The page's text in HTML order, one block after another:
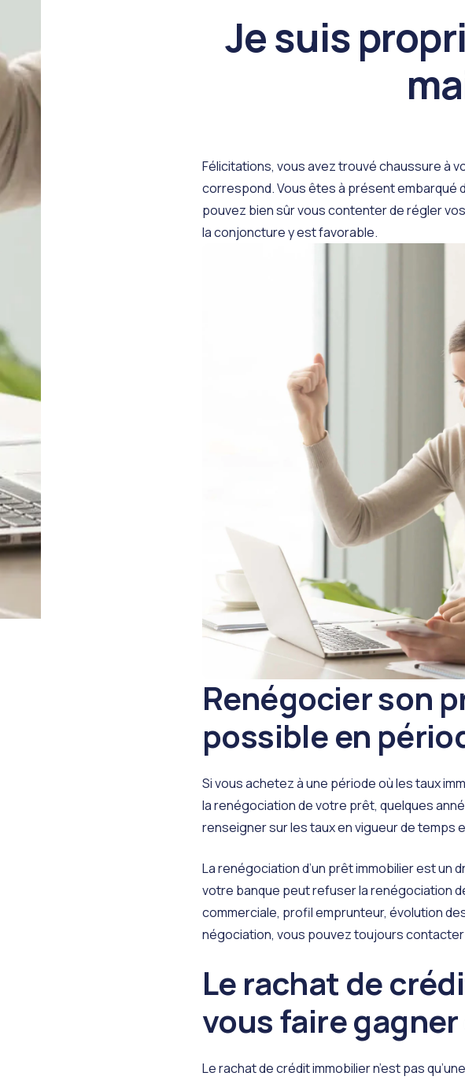
Je suis
Félicitations, vous avez trouvé chaussure à
correspond. Vous êtes à présent embarqué
pouvez bien sûr vous contenter de régler
la conjoncture y est favorable.
Renégocier son
possible en
Si vous achetez à une période où les taux
larenégociation de votre prêt, quelques
renseigner sur les taux en vigueur de temps
La renégociation d’un prêt immobilier est un
votre banque peut refuser la renégociation
commerciale, profil emprunteur, évolution
négociation, vous pouvez toujours
Le rachat de
vous faire gagner
Le rachat de crédit immobilier n’est pas